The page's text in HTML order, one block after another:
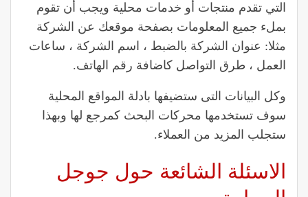
التي تقدم منتجات أو خدمات محلية ويجب أن تقوم
بملء جميع المعلومات بصفحة موقعك عن الشركة
مثلا: عنوان الشركة بالضبط ، اسم الشركة ، ساعات
العمل ، طرق التواصل كاضافة رقم الهاتف.
وكل البيانات التى ستضيفها بادلة المواقع المحلية
سوف تستخدمها محركات البحث كمرجع لها وبهذا
ستجلب المزيد من العملاء.
الاسئلة الشائعة حول جوجل